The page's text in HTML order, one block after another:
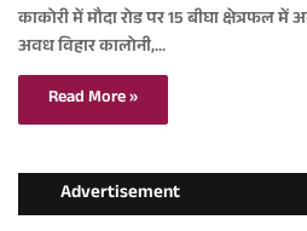
काकोरी में मौदा रोड पर 15 बीघा क्षेत्रफल
अवध विहार कालोनी,…
Read More »
Advertisement